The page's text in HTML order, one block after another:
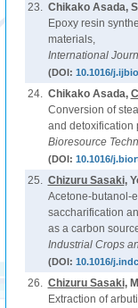
23. Chikako Asada,
Epoxy resin
materials,
International
(DOI: 10.1016/
24. Chikako Asada,
Conversion of
and detoxification
Bioresource
(DOI: 10.1016/
25. Chizuru Sasaki,
Acetone-butanol-
saccharification
as a carbon
Industrial Crops
(DOI: 10.1016/
26. Chizuru Sasaki,
Extraction of